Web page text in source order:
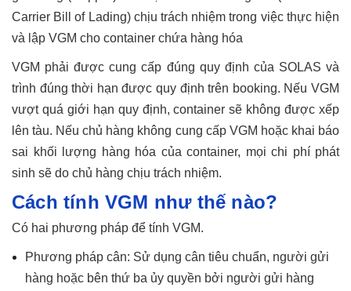
Carrier Bill of Lading) chịu trách nhiệm trong việc thực hiện
và lập VGM cho container chứa hàng hóa
VGM phải được cung cấp đúng quy định của SOLAS và
trình đúng thời hạn được quy định trên booking. Nếu VGM
vượt quá giới hạn quy định, container sẽ không được xếp
lên tàu. Nếu chủ hàng không cung cấp VGM hoặc khai báo
sai khối lượng hàng hóa của container, mọi chi phí phát
sinh sẽ do chủ hàng chịu trách nhiệm.
Cách tính VGM như thế nào?
Có hai phương pháp để tính VGM.
Phương pháp cân: Sử dụng cân tiêu chuẩn, người gửi
hàng hoặc bên thứ ba ủy quyền bởi người gửi hàng